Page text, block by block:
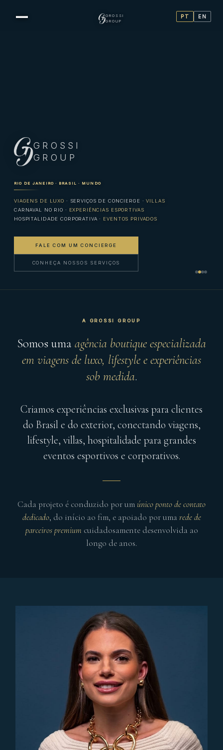
GROSSI
GROUP
PT EN
GROSSI
GROUP
Grossi Group
RIO DE JANEIRO · BRASIL · MUNDO
VIAGENS DE LUXO · SERVIÇOS DE CONCIERGE ·VILLAS
CARNAVAL NO RIO ·
EXPERIÊNCIAS ESPORTIVAS
HOSPITALIDADE CORPORATIVA · EVENTOS PRIVADOS
FALE COM UM CONCIERGE
CONHEÇA NOSSOS SERVIÇOS
A GROSSI GROUP
Grossi Group — boutique de
Somos uma agência boutique especializada
em viagens de luxo, lifestyle e experiências
sob medida.
Criamos experiências exclusivas para clientes
do Brasil e do exterior, conectando viagens,
lifestyle, villas, hospitalidade para grandes
eventos esportivos e corporativos.
Cada projeto é conduzido por umúnico ponto de contato
dedicado, do início ao fim, e apoiado por umarede de
parceiros premium cuidadosamente desenvolvida ao
longo de anos.